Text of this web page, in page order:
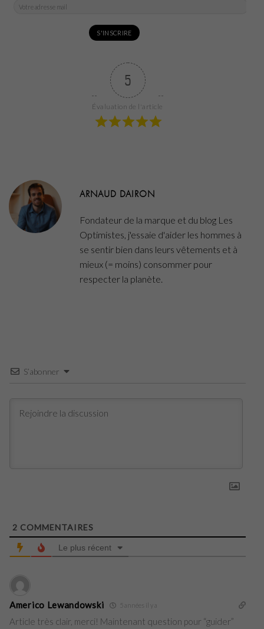
5
Évaluation de l'article
ARNAUD DAIRON
Fondateur de la marque et du blog Les
Optimistes, j'essaie d'aider les hommes à
se sentir bien dans leurs vêtements et à
mieux (= moins) consommer pour
respecter la planète.
S’abonner
2 COMMENTAIRES
Le plus récent
Americo Lewandowski 5 années il y a
Article très clair, merci! Maintenant question pour “guider”